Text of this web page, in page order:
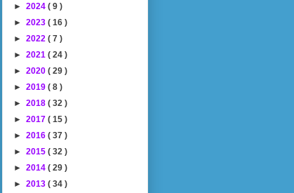
► 2024 ( 9 )
► 2023 ( 16 )
► 2022 ( 7 )
► 2021 ( 24 )
► 2020 ( 29 )
► 2019 ( 8 )
► 2018 ( 32 )
► 2017 ( 15 )
► 2016 ( 37 )
► 2015 ( 32 )
► 2014 ( 29 )
► 2013 ( 34 )